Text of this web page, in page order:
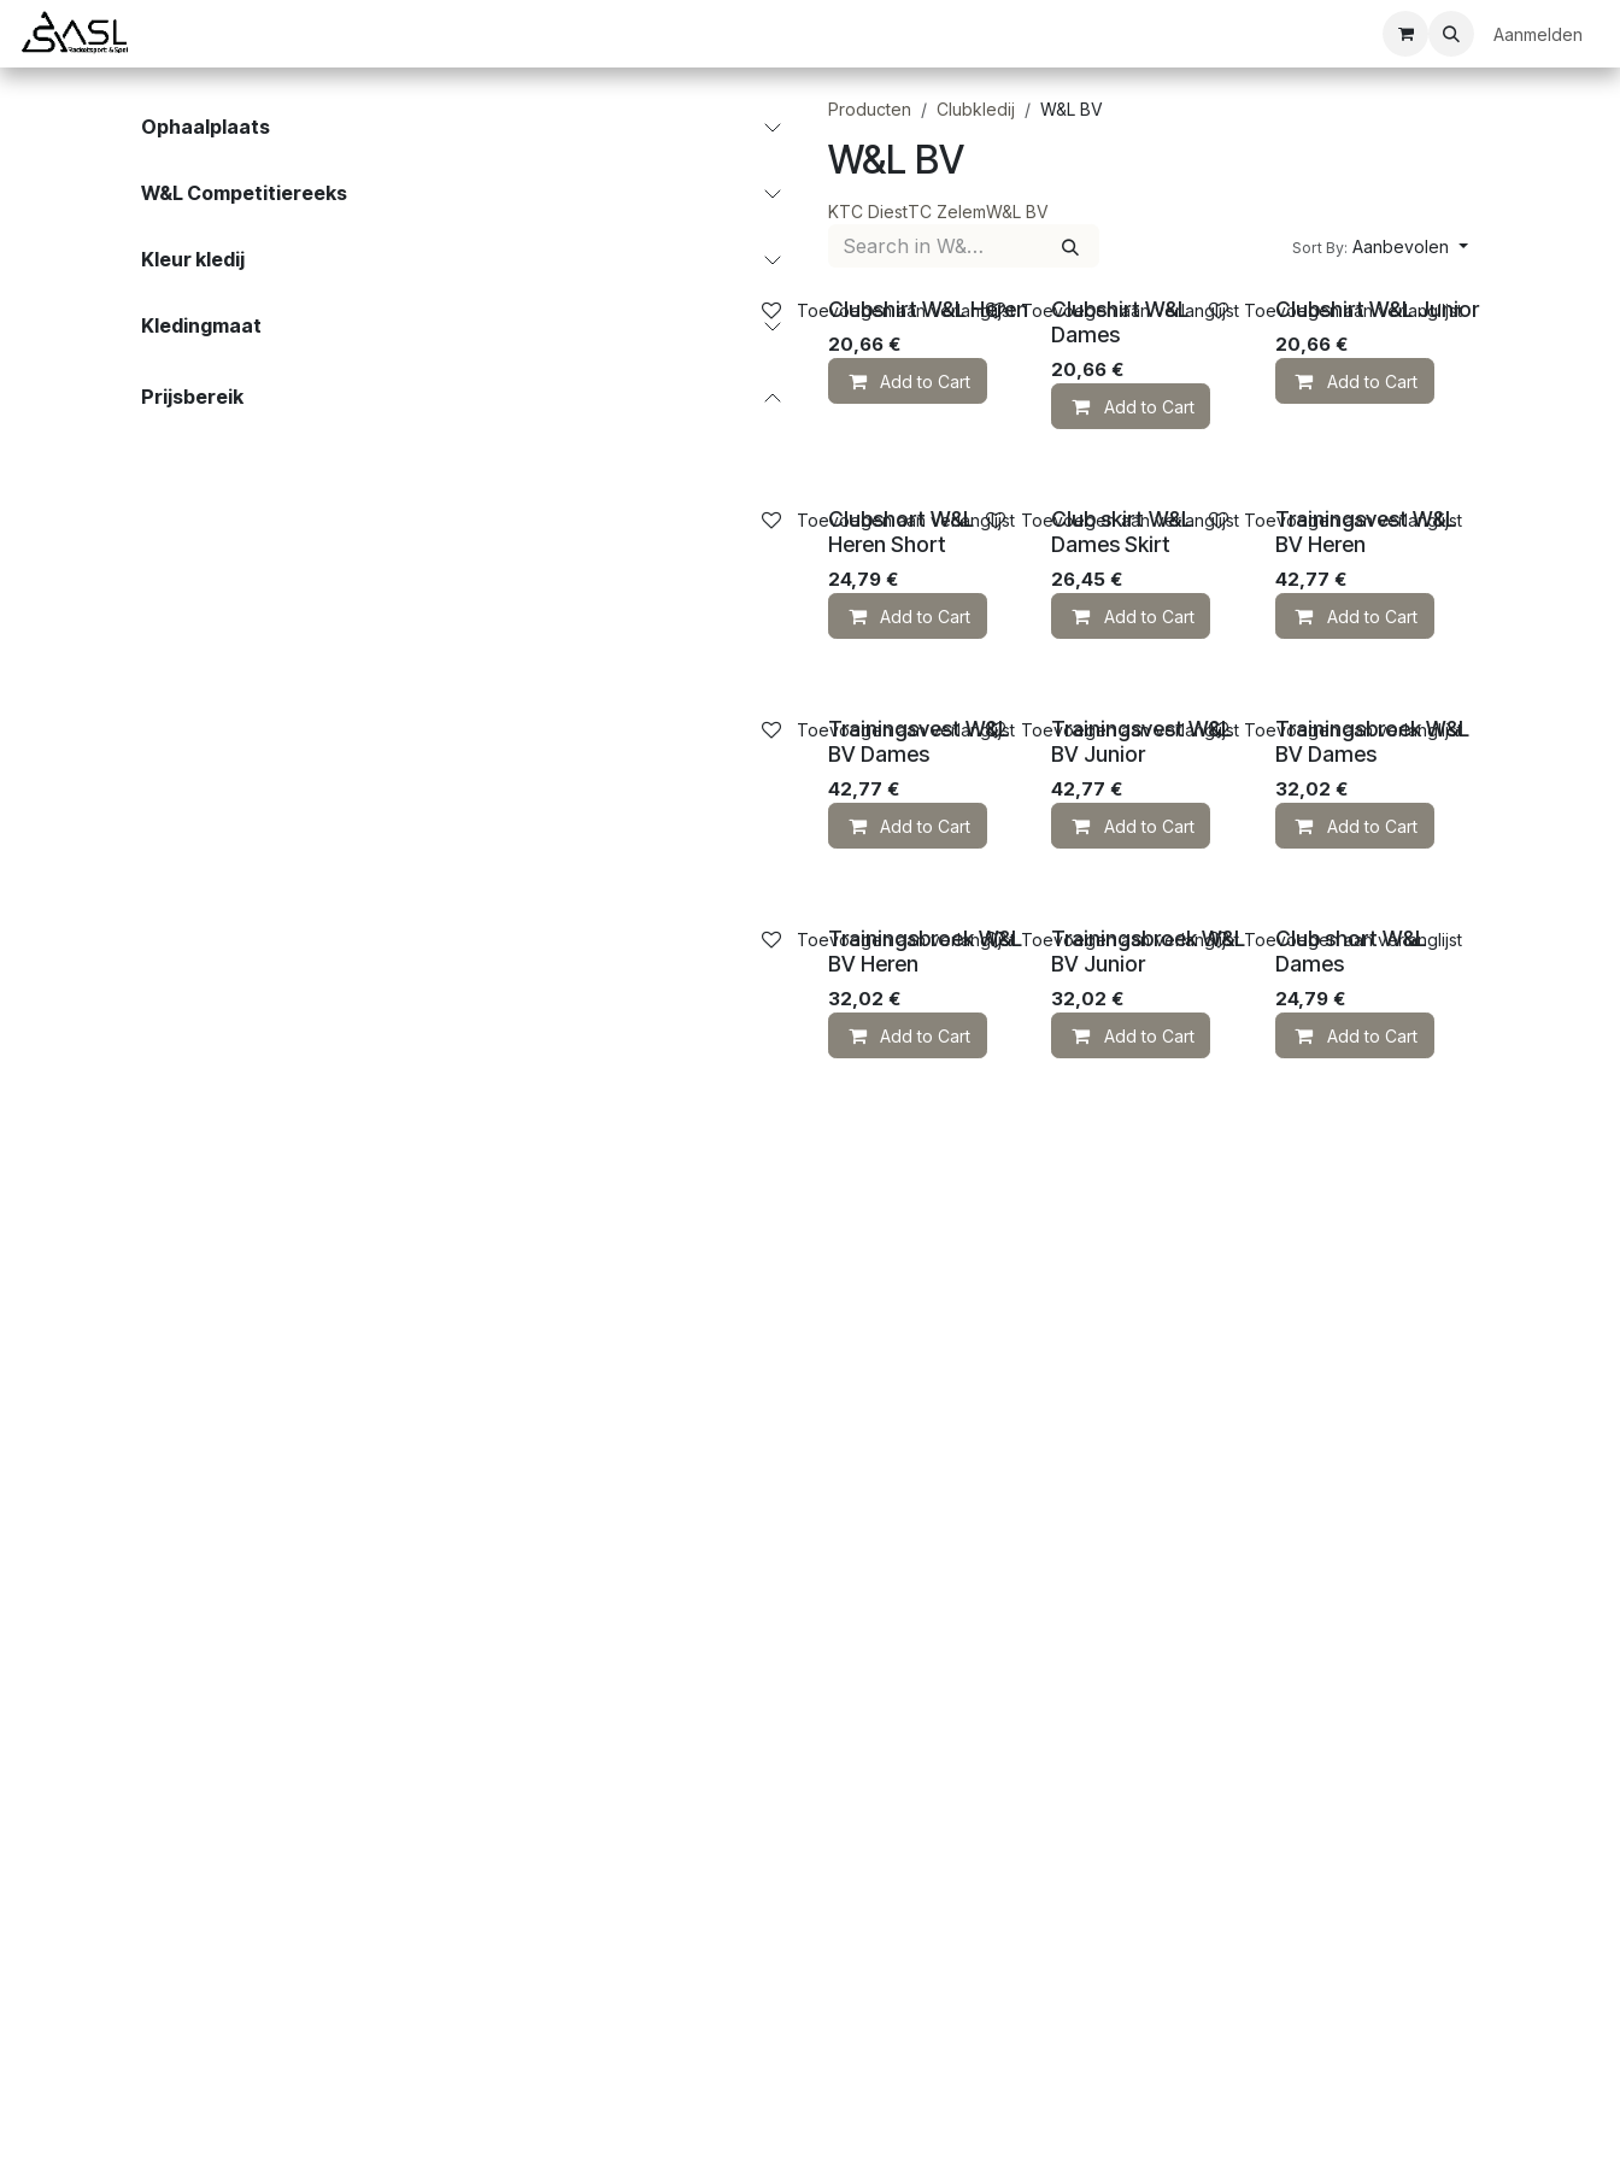
Overslaan naar inhoud
Bedrukkingen Clubkledij
Aanmelden
Ophaalplaats
W&L Competitiereeks
Kleur kledij
Kledingmaat
Prijsbereik
Producten Clubkledij W&L BV
W&L BV
KTC DiestTC ZelemW&L BV
Sort By: Aanbevolen
Clubshirt W&L Heren
20,66 €
Add to Cart
Toevoegen aan verlanglijst
Clubshirt W&L
Dames
20,66 €
Add to Cart
Toevoegen aan verlanglijst Clubshirt W&L Junior
20,66€
Add to Cart
Toevoegen aan verlanglijst
Clubshort W&L
Heren Short
24,79 €
Add to Cart
Toevoegen aan verlanglijst
Club skirt W&L
Dames Skirt
26,45 €
Add to Cart
Toevoegen aan verlanglijst
Trainingsvest W&L
BV Heren
42,77 €
Add to Cart
Toevoegen aan verlanglijst
Trainingsvest W&L
BV Dames
42,77 €
Add to Cart
Toevoegen aan verlanglijst
Trainingsvest W&L
BV Junior
42,77 €
Add to Cart
Toevoegen aan verlanglijst
Trainingsbroek W&L
BV Dames
32,02 €
Add to Cart
Toevoegen aan verlanglijst
Trainingsbroek W&L
BV Heren
32,02 €
Add to Cart
Toevoegen aan verlanglijst
Trainingsbroek W&L
BV Junior
32,02 €
Add to Cart
Toevoegen aan verlanglijst
Club short W&L
Dames
24,79€
Add to Cart
Toevoegen aan verlanglijst